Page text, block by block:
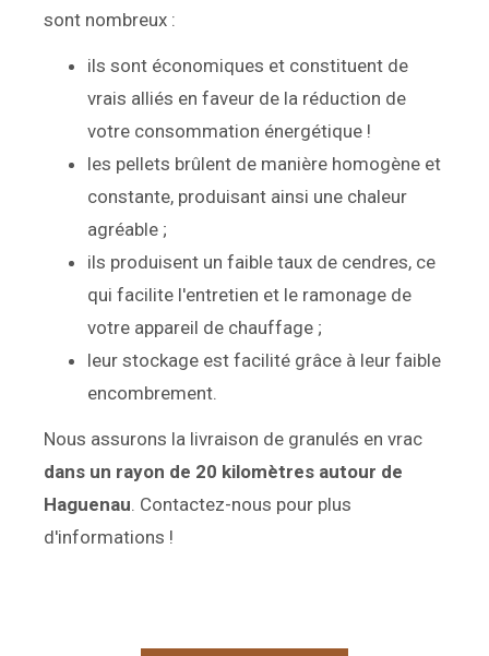
sont nombreux :
ils sont économiques et constituent de
vrais alliés en faveur de la réduction de
votre consommation énergétique !
les pellets brûlent de manière homogène et
constante, produisant ainsi une chaleur
agréable ;
ils produisent un faible taux de cendres, ce
qui facilite l'entretien et le ramonage de
votre appareil de chauffage ;
leur stockage est facilité grâce à leur faible
encombrement.
Nous assurons la livraison de granulés en vrac
dans un rayon de 20 kilomètres autour de
Haguenau. Contactez-nous pour plus
d'informations !